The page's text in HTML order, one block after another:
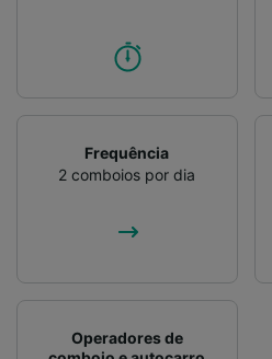
Frequência
2 comboios por dia
Operadores de